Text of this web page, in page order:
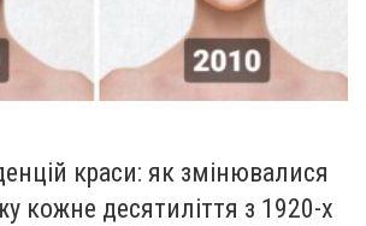
краси: як змінювалися
кожне десятиліття з 1920-х